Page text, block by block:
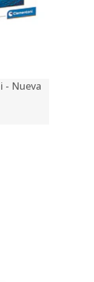
- Nueva